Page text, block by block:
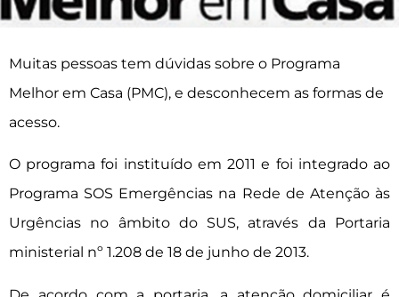
Muitas pessoas tem dúvidas sobre o Programa
Melhor em Casa (PMC), e desconhecem as formas de
acesso.
O programa foi instituído em 2011 e foi integrado ao
Programa SOS Emergências na Rede de Atenção às
Urgências no âmbito do SUS, através da Portaria
ministerial nº 1.208 de 18 de junho de 2013.